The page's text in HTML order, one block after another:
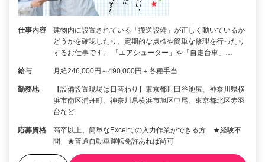
仕事内容
建物内に設置されている「搬送設備」が正しく動いているか
どうかを確認したり、定期的な点検や簡単な修理を行ったり
するお仕事です。 「エアシューター」や「自走台車」…
給与 月給246,000円～490,000円＋各種手当
勤務地
【設備設置現場は日替わり】東京都世田谷池尻、神奈川県横
浜市南区浦舟町、神奈川県横浜市旭区中尾、東京都北区赤羽
台など
応募資格
高卒以上、簡単なExcelでの入力作業ができる方 ★経験不
問 ★普通自動車運転免許あれば尚可